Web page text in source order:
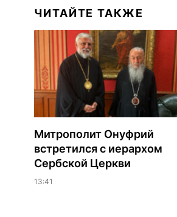
ЧИТАЙТЕ ТАКЖЕ
Митрополит Онуфрий
встретился с иерархом
Сербской Церкви
13:41